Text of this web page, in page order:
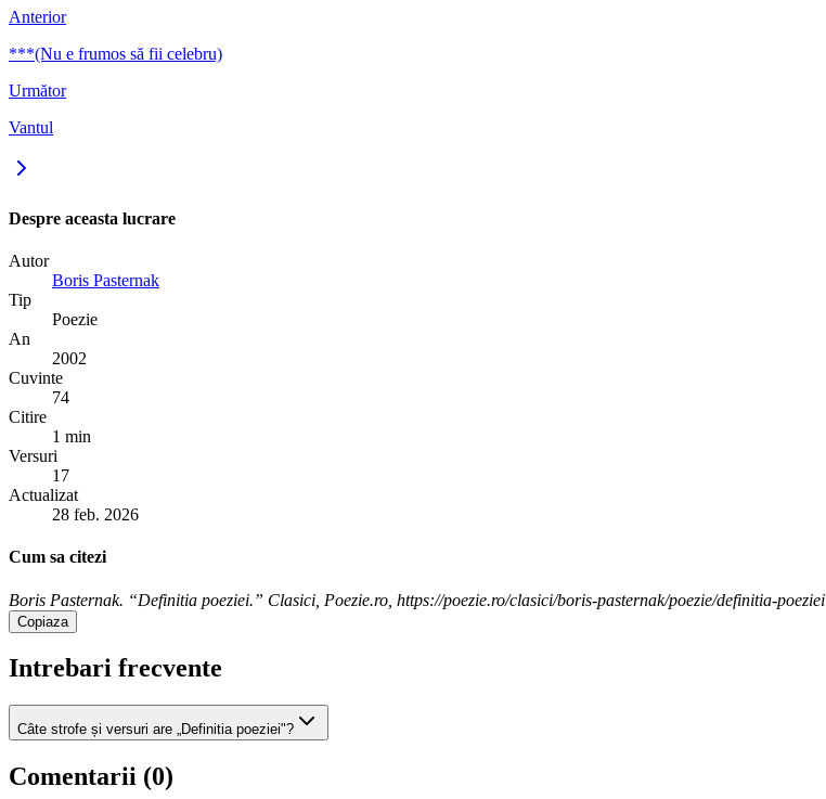
Anterior
***(Nu e frumos să fii celebru)
Următor
Vantul
Despre aceasta lucrare
Autor
Boris Pasternak
Tip
Poezie
An
2002
Cuvinte
74
Citire
1 min
Versuri
17
Actualizat
28 feb. 2026
Cum sa citezi
Boris Pasternak. “Definitia poeziei.” Clasici, Poezie.ro, https://poezie.ro/clasici/boris-pasternak/poezie/definitia-poeziei
Copiaza
Intrebari frecvente
Câte strofe și versuri are „Definitia poeziei"?
Comentarii (0)